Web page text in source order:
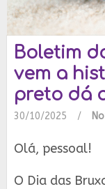
Boletim
vem a
preto dá
30/10/2025 /
Olá, pessoal!
O Dia das